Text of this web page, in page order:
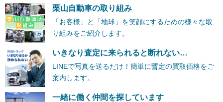
栗山自動車の取り組み
「お客様」と「地球」を笑顔にするための様々な取
り組みをご紹介します。
いきなり査定に来られると断れない…
LINEで写真を送るだけ！簡単に暫定の買取価格をご
案内します。
一緒に働く仲間を探しています